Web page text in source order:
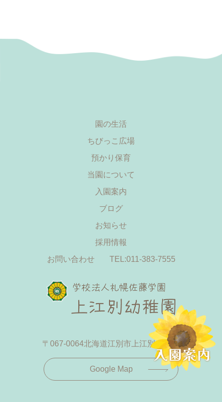
園の生活
ちびっこ広場
預かり保育
当園について
入園案内
ブログ
お知らせ
採用情報
お問い合わせ
TEL:011-383-7555
〒067-0064北海道江別市上江別433-19
Google Map